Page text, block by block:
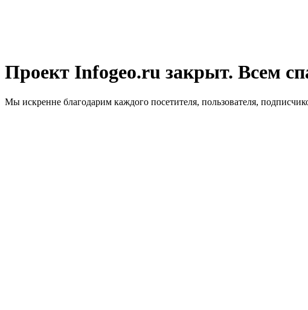
Проект Infogeo.ru закрыт. Всем
Мы искренне благодарим каждого посетителя, пользователя,